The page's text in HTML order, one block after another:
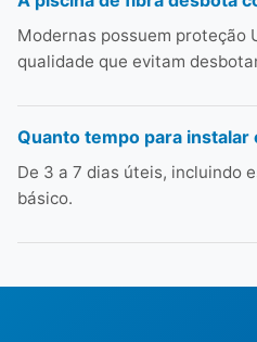
Modernas possuem proteção
qualidade que evitam
Quanto tempo para instalar
De 3 a 7 dias úteis, incluindo
básico.